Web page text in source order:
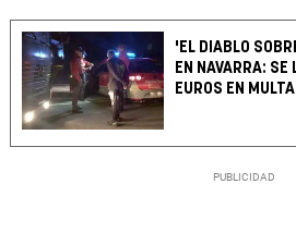
'EL DIABLO
EN NAVARRA:
EUROS EN